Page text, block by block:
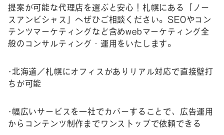
提案が可能な代理店を選ぶと安心！札幌にある「ノー
スアンビシャス」へぜひご相談ください。SEOやコン
テンツマーケティングなど含めwebマーケティング全
般のコンサルティング・運用をいたします。
•北海道／札幌にオフィスがありリアル対応で直接壁打
ちが可能
•幅広いサービスを一社でカバーすることで、広告運用
からコンテンツ制作までワンストップで依頼できる